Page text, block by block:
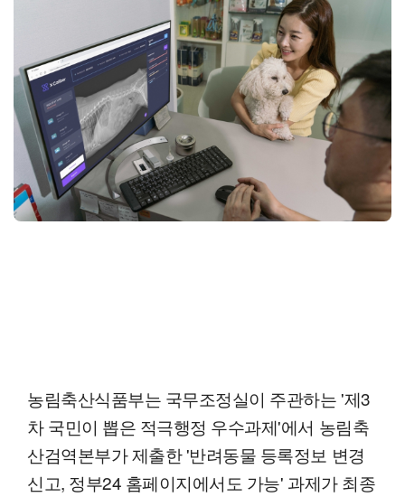
농림축산식품부는 국무조정실이 주관하는 '제3
차 국민이 뽑은 적극행정 우수과제'에서 농림축
산검역본부가 제출한 '반려동물 등록정보 변경
신고, 정부24 홈페이지에서도 가능' 과제가 최종